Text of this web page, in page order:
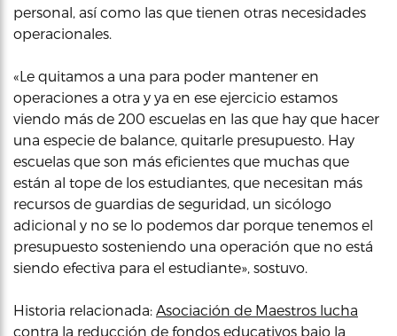
personal, así como las que tienen otras necesidades
operacionales.
«Le quitamos a una para poder mantener en
operaciones a otra y ya en ese ejercicio estamos
viendo más de 200 escuelas en las que hay que hacer
una especie de balance, quitarle presupuesto. Hay
escuelas que son más eficientes que muchas que
están al tope de los estudiantes, que necesitan más
recursos de guardias de seguridad, un sicólogo
adicional y no se lo podemos dar porque tenemos el
presupuesto sosteniendo una operación que no está
siendo efectiva para el estudiante», sostuvo.
Historia relacionada: Asociación de Maestros lucha
contra la reducción de fondos educativos bajo la